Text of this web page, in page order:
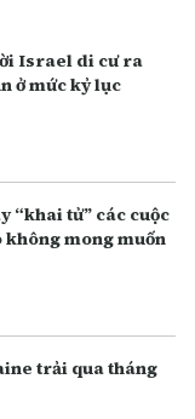
Israel di cư ra
ở mức kỷ lục
“khai tử” các cuộc
không mong muốn
trải qua tháng